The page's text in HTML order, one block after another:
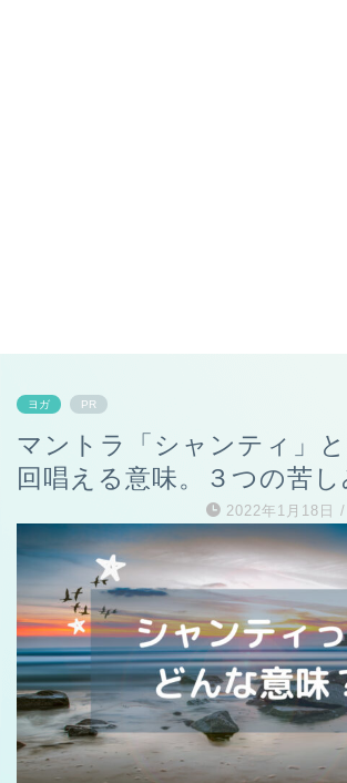
ヨガ PR
マントラ「シャンティ」
回唱える意味。３つの苦し
2022年1月18日 /